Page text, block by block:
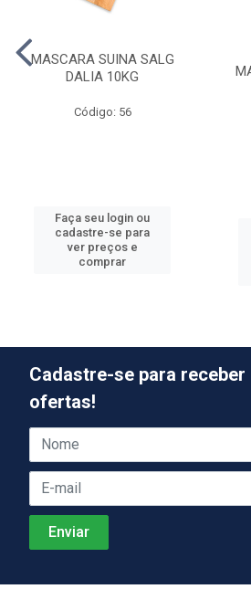
MASCARA SUINA SALG
DALIA 10KG
Código: 56
Faça seu login ou
cadastre-se para
ver preços e
comprar
Cadastre-se para receber
ofertas!